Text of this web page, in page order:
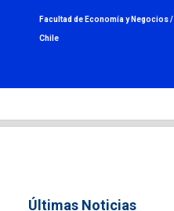
Facultad de Economía y Negocios /
Chile
Últimas Noticias